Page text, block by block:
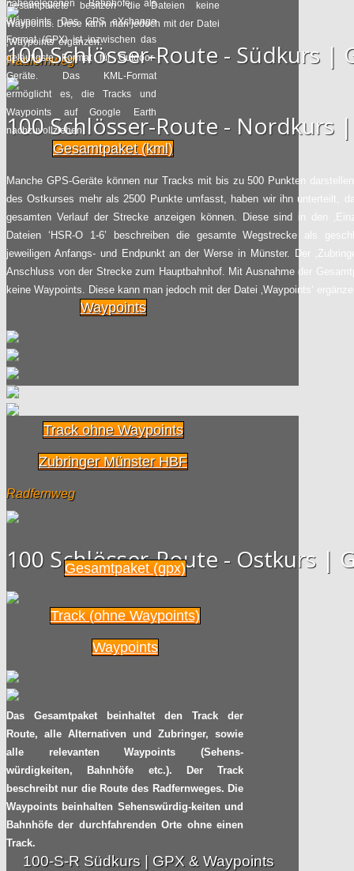
Gesamtpakete besitzen die Dateien keine
Waypoints. Diese kann man jedoch mit der Datei
‚Waypoints‘ ergänzen.
Radfernweg
100 Schlösser-Route - Nordkurs
100 Schlösser-Route - Südkurs |
nahegelegenen Bahnhöfe als
Waypoints. Das GPS eXchange
Format (GPX) ist inzwischen das
geläufigste Format für Outdoor-
Geräte. Das KML-Format
ermöglicht es, die Tracks und
Waypoints auf Google Earth
nachzuvollziehen.
Gesamtpaket (kml)
Manche GPS-Geräte können nur Tracks mit bis zu 500 Punkten
des Ostkurses mehr als 2500 Punkte umfasst, haben wir ihn unterteilt,
gesamten Verlauf der Strecke anzeigen können. Diese sind in den
Dateien ‘HSR-O 1-6’ beschreiben die gesamte Wegstrecke als
jeweiligen Anfangs- und Endpunkt an der Werse in Münster. Der
Anschluss von der Strecke zum Hauptbahnhof. Mit Ausnahme der
keine Waypoints. Diese kann man jedoch mit der Datei ‚Waypoints‘
Waypoints
Track ohne Waypoints
Zubringer Münster HBF
Radfernweg
100 Schlösser-Route - Ostkurs |
Gesamtpaket (gpx)
Track (ohne Waypoints)
Waypoints
Das Gesamtpaket beinhaltet den Track der
Route, alle Alternativen und Zubringer, sowie
alle relevanten Waypoints (Sehens-
würdigkeiten, Bahnhöfe etc.). Der Track
beschreibt nur die Route des Radfernweges. Die
Waypoints beinhalten Sehenswürdig-keiten und
Bahnhöfe der durchfahrenden Orte ohne einen
Track.
100-S-R Südkurs | GPX & Waypoints